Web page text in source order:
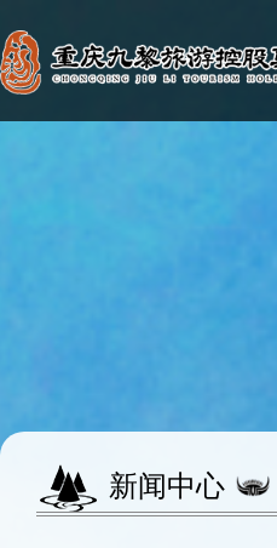
新闻中心